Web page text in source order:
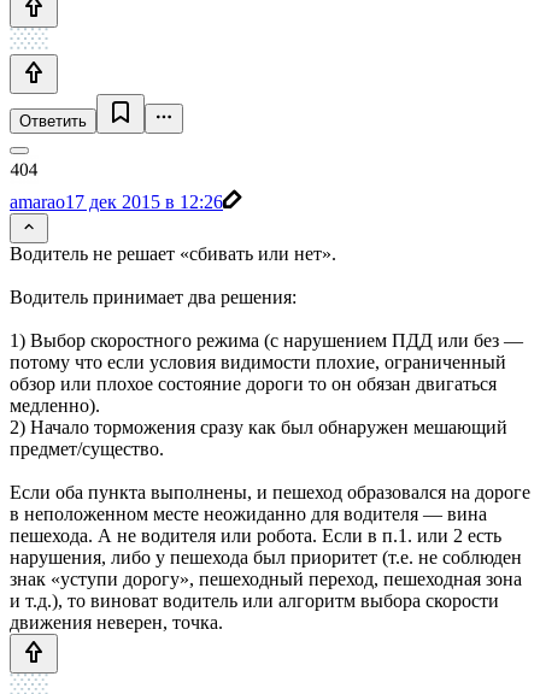
Ответить
amarao17 дек 2015 в 12:26
Водитель не решает «сбивать или нет».
Водитель принимает два решения:
1) Выбор скоростного режима (с нарушением ПДД или без —
потому что если условия видимости плохие, ограниченный
обзор или плохое состояние дороги то он обязан двигаться
медленно).
2) Начало торможения сразу как был обнаружен мешающий
предмет/существо.
Если оба пункта выполнены, и пешеход образовался на дороге
в неположенном месте неожиданно для водителя — вина
пешехода. А не водителя или робота. Если в п.1. или 2 есть
нарушения, либо у пешехода был приоритет (т.е. не соблюден
знак «уступи дорогу», пешеходный переход, пешеходная зона
и т.д.), то виноват водитель или алгоритм выбора скорости
движения неверен, точка.